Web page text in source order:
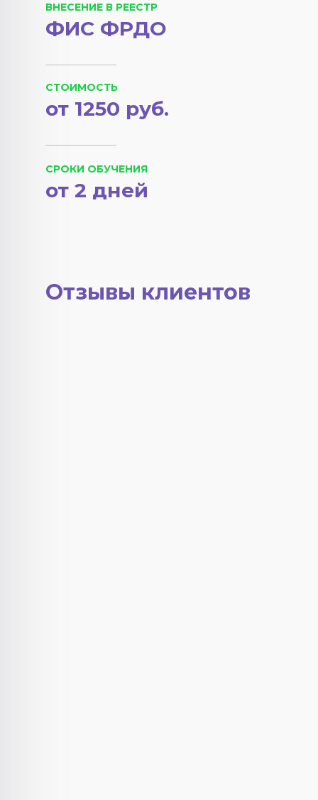
ВНЕСЕНИЕ В РЕЕСТР
ФИС ФРДО
СРОКИ ОБУЧЕНИЯ
СТОИМОСТЬ
от 2 дней
от 1250 руб.
Отзывы клиентов